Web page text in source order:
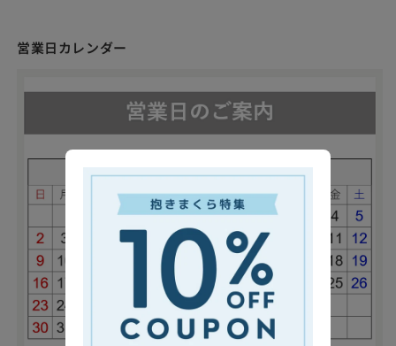
ング
ラッピングはイメージです。リボンの色など変更になる
可能性があります。
商品は個別にラッピングします。まとめてラッピング
や、商品ごとにラッピングの色を変更したい場合には、
ご注文の際に備考欄にてお知らせください。
最初の1回で「合わなかった！」と思わないでほしい。新しい
そのような想いから、当店では「寝ごこち安心保証」という制
※寝ごこち安心保証の対象商品は「枕」「抱き枕」です。
※ただし、人形・ぬいぐるみ抱き枕、枕カバー、足枕などの商
品は対象外となります。
▼保証期間をもっと長くしたい方に
【長期保証】寝ごこち安心保証60
保証期間をもっと長くしたいという方には、
60日間お試しいただける安心の長期保証がお
適格請求書（インボイス）に対応した領収書および請求書の発
幸せあふれる世界をつくることを目指しています。
指導士」がお応えしますので、ぜひお気軽にご相談ください。
あなたにぴったりの枕がみつかるお手伝いをさせていただきま
お見積書・納品書・領収書・請求書など、BtoB取引に必要な各
これまでの活用事例
旅館・ホテル・宿泊施設向けの業務用寝具・枕
福祉・介護施設向けの業務用寝具・枕
接骨院・整体院リラクゼーション施設向けの業務用枕
イベントPR・広告代理店向けの販促用寝具・枕・クッシ
社内イベント・従業員向け福利厚生として
お問い合わせフォーム
営業日カレンダー